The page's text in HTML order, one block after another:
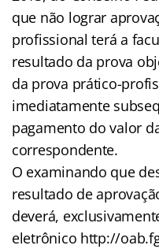
que não lograr
profissional terá a
resultado da prova
da prova prático-
imediatamente
pagamento do valor
correspondente.
O examinando que
resultado de
deverá,
eletrônico http://